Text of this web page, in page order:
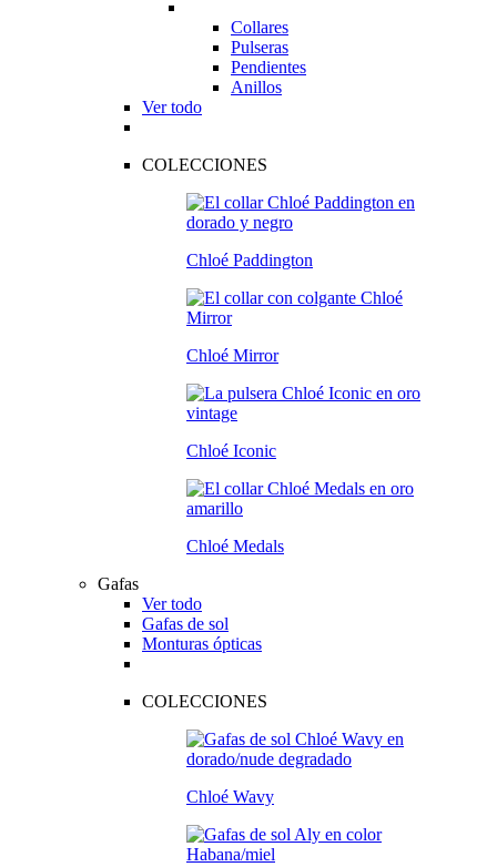
Collares
Pulseras
Pendientes
Anillos
Ver todo
COLECCIONES
Chloé Paddington
Chloé Mirror
Chloé Iconic
Chloé Medals
Gafas
Ver todo
Gafas de sol
Monturas ópticas
COLECCIONES
Chloé Wavy